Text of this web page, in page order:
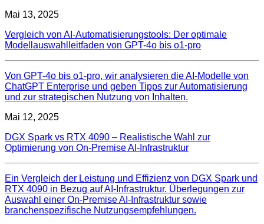
Mai 13, 2025
Vergleich von AI-Automatisierungstools: Der optimale
Modellauswahlleitfaden von GPT-4o bis o1-pro
Von GPT-4o bis o1-pro, wir analysieren die AI-Modelle von
ChatGPT Enterprise und geben Tipps zur Automatisierung
und zur strategischen Nutzung von Inhalten.
Mai 12, 2025
DGX Spark vs RTX 4090 – Realistische Wahl zur
Optimierung von On-Premise AI-Infrastruktur
Ein Vergleich der Leistung und Effizienz von DGX Spark und
RTX 4090 in Bezug auf AI-Infrastruktur. Überlegungen zur
Auswahl einer On-Premise AI-Infrastruktur sowie
branchenspezifische Nutzungsempfehlungen.